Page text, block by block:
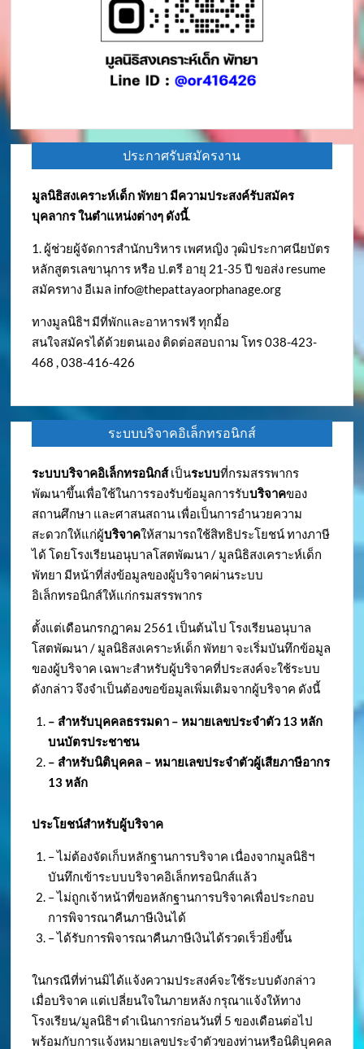
ประกาศรับสมัครงาน
มูลนิธิสงเคราะห์เด็ก พัทยา มีความประสงค์รับสมัคร
บุคลากร ในตำแหน่งต่างๆ ดังนี้.
1. ผู้ช่วยผู้จัดการสำนักบริหาร เพศหญิง วุฒิประกาศนียบัตร
หลักสูตรเลขานุการ หรือ ป.ตรี อายุ 21-35 ปี ขอส่ง resume
สมัครทาง อีเมล info@thepattayaorphanage.org
ทางมูลนิธิฯ มีที่พักและอาหารฟรี ทุกมื้อ
สนใจสมัครได้ด้วยตนเอง ติดต่อสอบถาม โทร 038-423-
468 , 038-416-426
ระบบบริจาคอิเล็กทรอนิกส์
ระบบบริจาคอิเล็กทรอนิกส์เป็นระบบที่กรมสรรพากร
พัฒนาขึ้นเพื่อใช้ในการรองรับข้อมูลการรับบริจาคของ
สถานศึกษา และศาสนสถาน เพื่อเป็นการอำนวยความ
สะดวกให้แก่ผู้บริจาคให้สามารถใช้สิทธิประโยชน์ ทางภาษี
ได้ โดยโรงเรียนอนุบาลโสตพัฒนา / มูลนิธิสงเคราะห์เด็ก
พัทยา มีหน้าที่ส่งข้อมูลของผู้บริจาคผ่านระบบ
อิเล็กทรอนิกส์ให้แก่กรมสรรพากร
ตั้งแต่เดือนกรกฎาคม 2561 เป็นต้นไป โรงเรียนอนุบาล
โสตพัฒนา / มูลนิธิสงเคราะห์เด็ก พัทยา จะเริ่มบันทึกข้อมูล
ของผู้บริจาค เฉพาะสำหรับผู้บริจาคที่ประสงค์จะใช้ระบบ
ดังกล่าว จึงจำเป็นต้องขอข้อมูลเพิ่มเติมจากผู้บริจาค ดังนี้
– สำหรับบุคคลธรรมดา – หมายเลขประจำตัว 13 หลัก
บนบัตรประชาชน
– สำหรับนิติบุคคล – หมายเลขประจำตัวผู้เสียภาษีอากร
13 หลัก
ประโยชน์สำหรับผู้บริจาค
– ไม่ต้องจัดเก็บหลักฐานการบริจาค เนื่องจากมูลนิธิฯ
บันทึกเข้าระบบบริจาคอิเล็กทรอนิกส์แล้ว
– ไม่ถูกเจ้าหน้าที่ขอหลักฐานการบริจาคเพื่อประกอบ
การพิจารณาคืนภาษีเงินได้
– ได้รับการพิจารณาคืนภาษีเงินได้รวดเร็วยิ่งขึ้น
ในกรณีที่ท่านมิได้แจ้งความประสงค์จะใช้ระบบดังกล่าว
เมื่อบริจาค แต่เปลี่ยนใจในภายหลัง กรุณาแจ้งให้ทาง
โรงเรียน/มูลนิธิฯ ดำเนินการก่อนวันที่ 5 ของเดือนต่อไป
พร้อมกับการแจ้งหมายเลขประจำตัวของท่านหรือนิติบุคคล